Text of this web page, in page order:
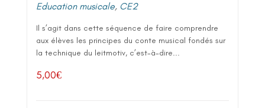
Education musicale, CE2
Il s’agit dans cette séquence de faire comprendre
aux élèves les principes du conte musical fondés sur
la technique du leitmotiv, c’est-à-dire...
5,00€